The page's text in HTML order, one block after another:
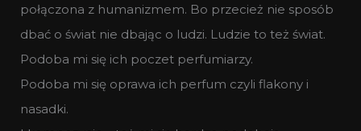
połączona z humanizmem. Bo przecież nie sposób
dbać o świat nie dbając o ludzi. Ludzie to też świat.
Podoba mi się ich poczet perfumiarzy.
Podoba mi się oprawa ich perfum czyli flakony i
nasadki.